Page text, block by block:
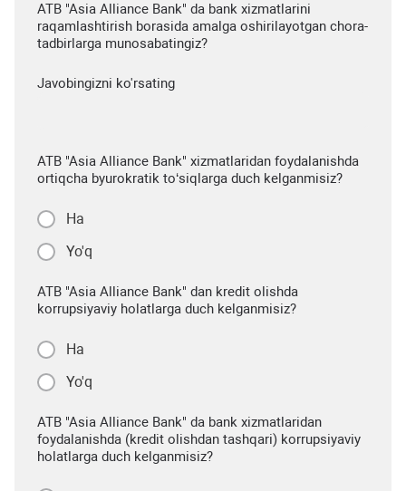
ATB "Asia Alliance Bank" da bank xizmatlarini
raqamlashtirish borasida amalga oshirilayotgan chora-
tadbirlarga munosabatingiz?
Javobingizni ko'rsating
ATB "Asia Alliance Bank" xizmatlaridan foydalanishda
ortiqcha byurokratik to‘siqlarga duch kelganmisiz?
Ha
Yo'q
ATB "Asia Alliance Bank" dan kredit olishda
korrupsiyaviy holatlarga duch kelganmisiz?
Ha
Yo'q
ATB "Asia Alliance Bank" da bank xizmatlaridan
foydalanishda (kredit olishdan tashqari) korrupsiyaviy
holatlarga duch kelganmisiz?